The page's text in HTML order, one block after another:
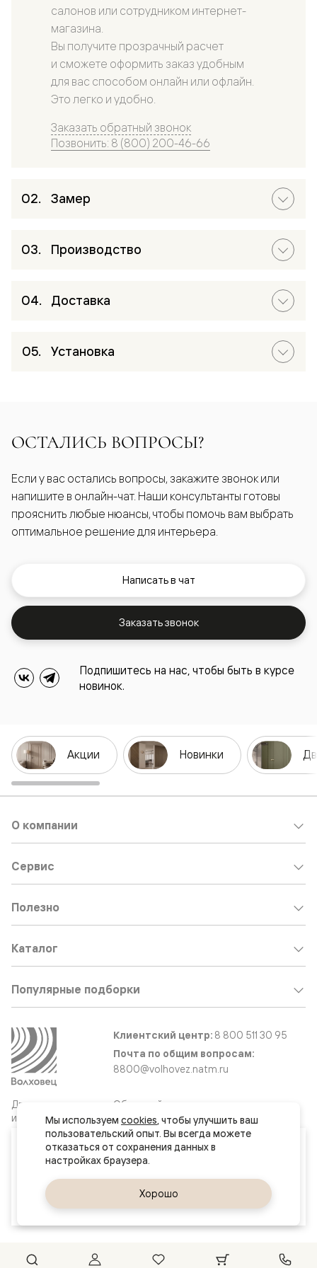
Ваш город
Тюмень
салонов или сотрудником интернет-
магазина.
Вы получите прозрачный расчет
и сможете оформить заказ удобным
для вас способом онлайн или офлайн.
Это легко и удобно.
Заказать обратный звонок
Позвонить: 8 (800) 200-46-66
Замер
Производство
Доставка
Установка
ОСТАЛИСЬ ВОПРОСЫ?
Если у вас остались вопросы, закажите звонок или
напишите в онлайн-чат. Наши консультанты готовы
прояснить любые нюансы, чтобы помочь вам выбрать
оптимальное решение для интерьера.
Написать в чат
Заказать звонок
Подпишитесь на нас, чтобы быть в курсе
новинок.
Акции Новинки
Двери
и интерьерные
решения
О компании
Сервис
Полезно
Каталог
Популярные подборки
Клиентский центр: 8 800 511 30 95
Почта по общим вопросам:
8800@volhovez.natm.ru
Обратный звонок
Сайт не является публичной офертой
Правовая информация
Мы используем cookies, чтобы улучшить ваш
пользовательский опыт. Вы всегда можете
отказаться от сохранения данных в
Хорошо